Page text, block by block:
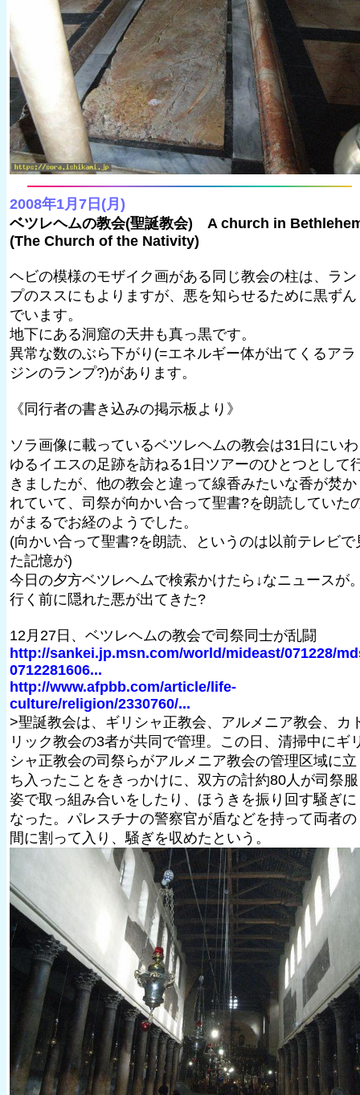
2008年1月7日(月)
ベツレヘムの教会(聖誕教会) A church in
(The Church of the Nativity)
ヘビの模様のモザイク画がある同じ教会の柱は、ラン
プのススにもよりますが、悪を知らせるために黒ずん
でいます。
地下にある洞窟の天井も真っ黒です。
異常な数のぶら下がり(=エネルギー体が出てくるアラ
ジンのランプ?)があります。
《同行者の書き込みの掲示板より》
ソラ画像に載っているベツレヘムの教会は31日にいわ
ゆるイエスの足跡を訪ねる1日ツアーのひとつとして
きましたが、他の教会と違って線香みたいな香が焚か
れていて、司祭が向かい合って聖書?を朗読していた
がまるでお経のようでした。
(向かい合って聖書?を朗読、というのは以前テレビで
た記憶が)
今日の夕方ベツレヘムで検索かけたら↓なニュースが
行く前に隠れた悪が出てきた?
12月27日、ベツレヘムの教会で司祭同士が乱闘
http://sankei.jp.msn.com/world/mideast/071228/
0712281606...
http://www.afpbb.com/article/life-
culture/religion/2330760/...
>聖誕教会は、ギリシャ正教会、アルメニア教会、カ
リック教会の3者が共同で管理。この日、清掃中にギ
シャ正教会の司祭らがアルメニア教会の管理区域に立
ち入ったことをきっかけに、双方の計約80人が司祭服
姿で取っ組み合いをしたり、ほうきを振り回す騒ぎに
なった。パレスチナの警察官が盾などを持って両者の
間に割って入り、騒ぎを収めたという。